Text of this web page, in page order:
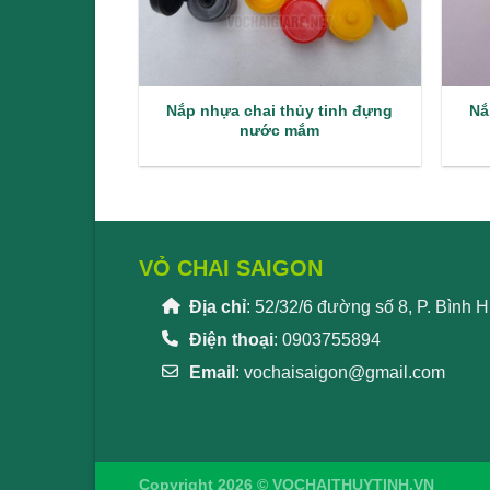
Nắp nhựa chai thủy tinh đựng
nước mắm
VỎ CHAI SAIGON
Địa chỉ: 52/32/6 đường số 8, P. Bình
Điện thoại: 0903755894
Email : vochaisaigon@gmail.com
Copyright 2026 © VOCHAITHUYTINH.VN